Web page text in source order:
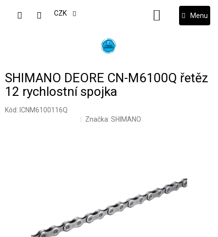
CZK
NÁKUPNÍ
KOŠÍK
SHIMANO DEORE CN-M6100Q řetěz
12 rychlostní spojka
Kód: ICNM6100116Q
Značka:SHIMANO